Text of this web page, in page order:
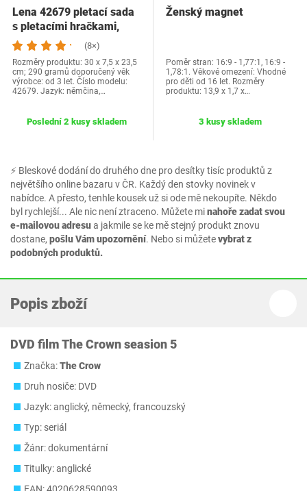
⚡ Bleskové dodání do druhého dne pro desítky tisíc produktů z
největšího online bazaru v ČR. Každý den stovky novinek v
nabídce. A přesto, tenhle kousek už si ode mě nekoupíte. Někdo
byl rychlejší... Ale nic není ztraceno. Můžete minahoře zadat svou
e-mailovou adresua jakmile se ke mě stejný produkt znovu
dostane, pošlu Vám upozornění. Nebo si můžetevybrat z
podobných produktů.
Lena 42679 pletací sada
s pletacími hračkami,
skládací…
(8×)
Rozměry produktu: 30 x 7,5 x 23,5
cm; 290 gramů doporučený věk
výrobce: od 3 let. Číslo modelu:
42679. Jazyk: němčina,…
Poslední 2 kusy skladem
Ženský magnet
Poměr stran: 16:9 - 1,77:1, 16:9 -
1,78:1. Věkové omezení: Vhodné
pro děti od 16 let. Rozměry
produktu: 13,9 x 1,7 x…
3 kusy skladem
Popis zboží
DVD film The Crown seasion 5
Značka:The Crow
Druh nosiče: DVD
Jazyk: anglický, německý, francouzský
Typ: seriál
Žánr: dokumentární
Titulky: anglické